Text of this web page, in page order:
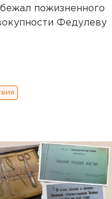
пожизненного
Федулеву